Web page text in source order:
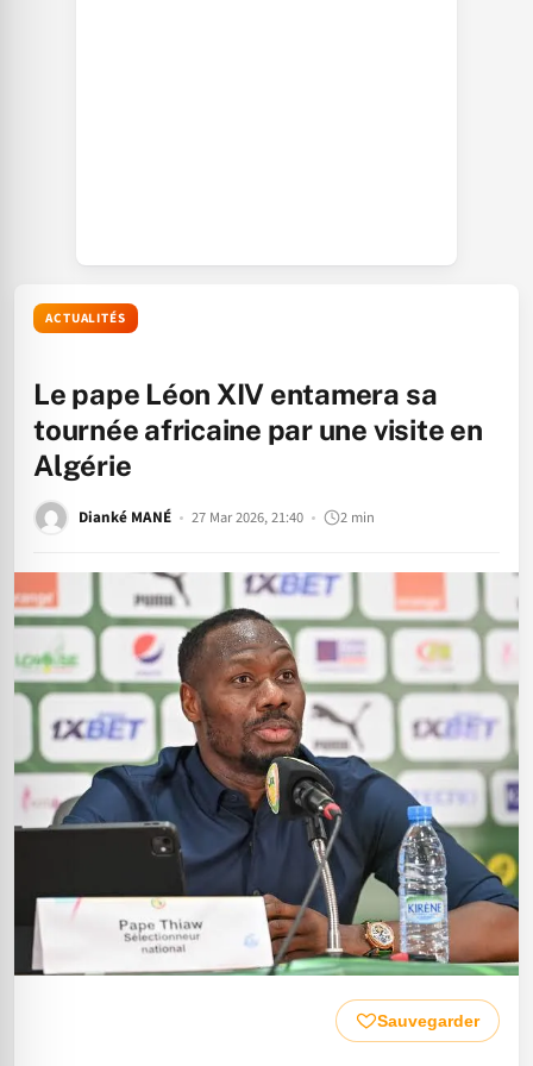
ACTUALITÉS
Le pape Léon XIV entamera sa
tournée africaine par une visite en
Algérie
Dianké MANÉ 27 Mar 2026, 21:40 2 min
Sauvegarder